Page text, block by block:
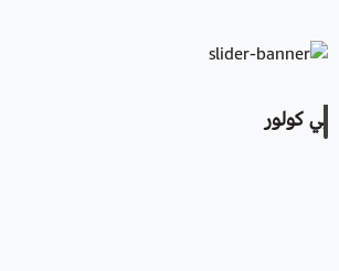
بي كولور